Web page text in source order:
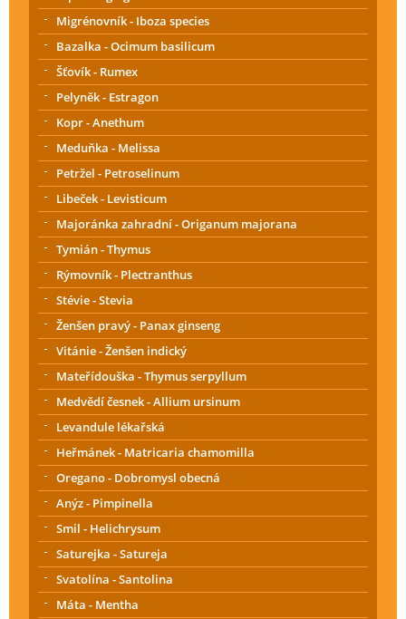
Migrénovník - Iboza species
Bazalka - Ocimum basilicum
Šťovík - Rumex
Pelyněk - Estragon
Kopr - Anethum
Meduňka - Melissa
Petržel - Petroselinum
Libeček - Levisticum
Majoránka zahradní - Origanum majorana
Tymián - Thymus
Rýmovník - Plectranthus
Stévie - Stevia
Ženšen pravý - Panax ginseng
Vitánie - Ženšen indický
Mateřídouška - Thymus serpyllum
Medvědí česnek - Allium ursinum
Levandule lékařská
Heřmánek - Matricaria chamomilla
Oregano - Dobromysl obecná
Anýz - Pimpinella
Smil - Helichrysum
Saturejka - Satureja
Svatolína - Santolina
Máta - Mentha